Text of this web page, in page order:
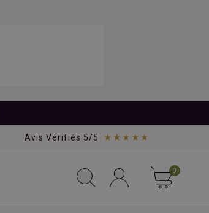
Avis Vérifiés 5/5 ★★★★★
0